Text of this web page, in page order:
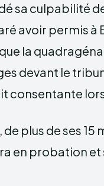
sa culpabilité
avoir permis à
la
devant le
consentante
plus de ses 15
en probation et